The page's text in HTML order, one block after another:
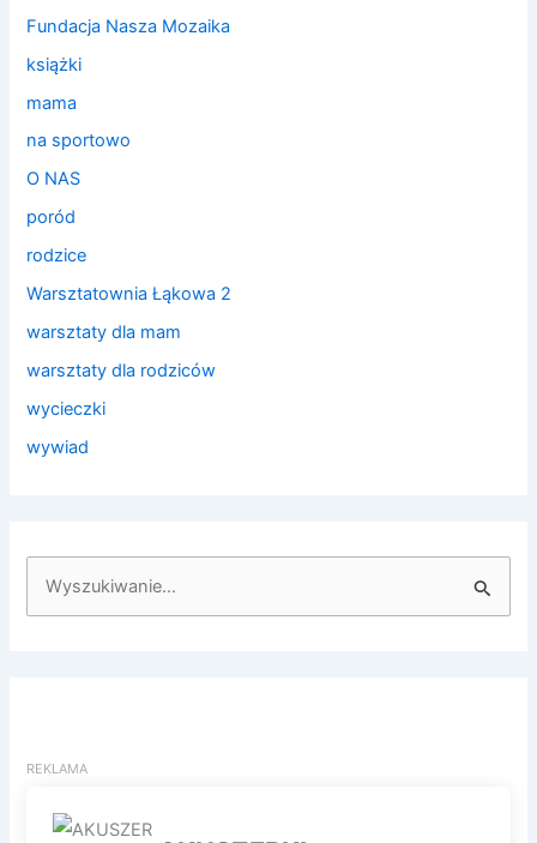
Fundacja Nasza Mozaika
książki
mama
na sportowo
O NAS
poród
rodzice
Warsztatownia Łąkowa 2
warsztaty dla mam
warsztaty dla rodziców
wycieczki
wywiad
j